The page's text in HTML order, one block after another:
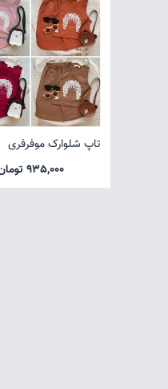
تاپ شلوارک موفرفری
935,000 تومان